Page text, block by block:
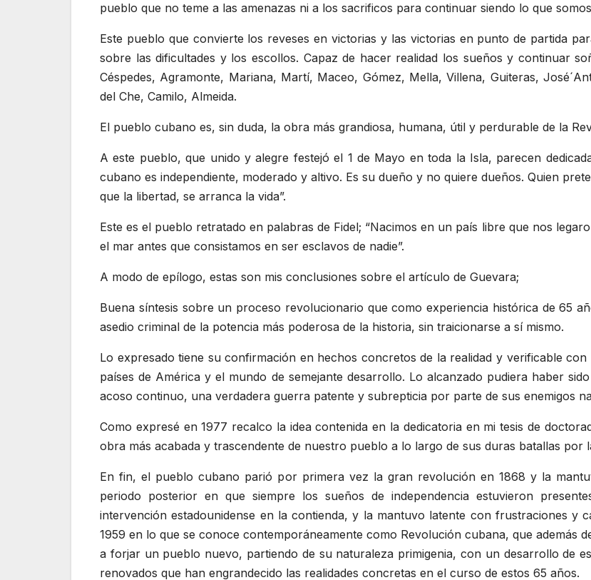
pueblo que no teme a las amenazas ni a los sacrificos para continuar siendo lo que
Este pueblo que convierte los reveses en victorias y las victorias en punto de partida
sobre las dificultades y los escollos. Capaz de hacer realidad los sueños y continuar
Céspedes, Agramonte, Mariana, Martí, Maceo, Gómez, Mella, Villena, Guiteras,
del Che, Camilo, Almeida.
El pueblo cubano es, sin duda, la obra más grandiosa, humana, útil y perdurable de la
A este pueblo, que unido y alegre festejó el 1 de Mayo en toda la Isla, parecen
cubano es independiente, moderado y altivo. Es su dueño y no quiere dueños. Quien
que la libertad, se arranca la vida”.
Este es el pueblo retratado en palabras de Fidel; “Nacimos en un país libre que nos
el mar antes que consistamos en ser esclavos de nadie”.
A modo de epílogo, estas son mis conclusiones sobre el artículo de Guevara;
Buena síntesis sobre un proceso revolucionario que como experiencia histórica de 65
asedio criminal de la potencia más poderosa de la historia, sin traicionarse a sí mismo.
Lo expresado tiene su confirmación en hechos concretos de la realidad y verificable
países de América y el mundo de semejante desarrollo. Lo alcanzado pudiera haber
acoso continuo, una verdadera guerra patente y subrepticia por parte de sus enemigos
Como expresé en 1977 recalco la idea contenida en la dedicatoria en mi tesis de
obra más acabada y trascendente de nuestro pueblo a lo largo de sus duras batallas por
En fin, el pueblo cubano parió por primera vez la gran revolución en 1868 y la
periodo posterior en que siempre los sueños de independencia estuvieron
intervención estadounidense en la contienda, y la mantuvo latente con frustraciones y
1959 en lo que se conoce contemporáneamente como Revolución cubana, que además
a forjar un pueblo nuevo, partiendo de su naturaleza primigenia, con un desarrollo de
renovados que han engrandecido las realidades concretas en el curso de estos 65 años.